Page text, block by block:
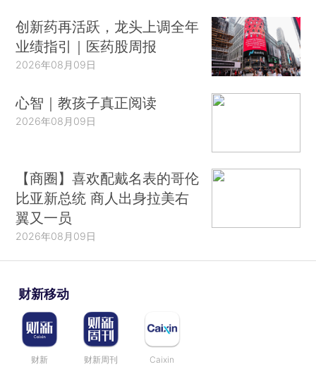
创新药再活跃，龙头上调全年
业绩指引｜医药股周报
2026年08月09日
心智｜教孩子真正阅读
2026年08月09日
【商圈】喜欢配戴名表的哥伦
比亚新总统 商人出身拉美右
翼又一员
2026年08月09日
财新移动
财新 财新周刊 Caixin